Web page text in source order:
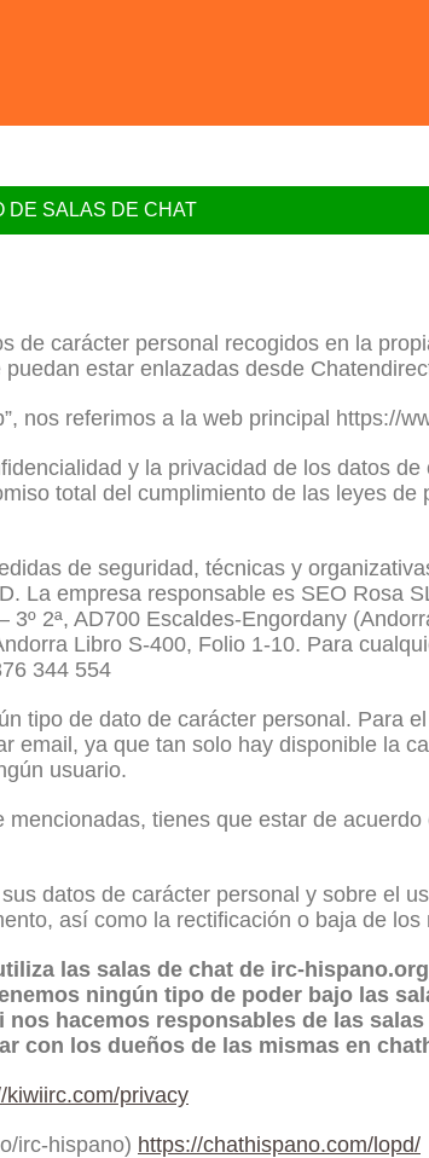
DE SALAS DE CHAT
de carácter personal recogidos en la
estar enlazadas desde
nos referimos a la web principal https://
y la privacidad de los datos
total del cumplimiento de las leyes de
de seguridad, técnicas y
La empresa responsable es SEO Rosa
2ª, AD700 Escaldes-Engordany
Libro S-400, Folio 1-10. Para
344 554
tipo de dato de carácter personal. Para
ya que tan solo hay disponible la
usuario.
tienes que estar de
datos de carácter personal y sobre el
así como la rectificación o baja de los
las salas de chat de irc-
ningún tipo de poder bajo las
hacemos responsables de las
con los dueños de las mismas en
kiwiirc.com/privacy
irc-hispano) https://chathispano.com/lopd/